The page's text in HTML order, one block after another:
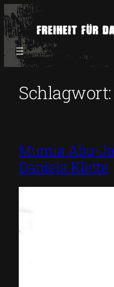
Zum
Inhalt
springen
Schlagwort:
Mumia Abu-
Daniela Klette